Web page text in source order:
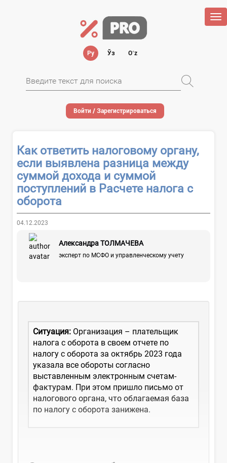
Ру Ўз Oʻz
Войти / Зарегистрироваться
Как ответить налоговому органу,
если выявлена разница между
суммой дохода и суммой
поступлений в Расчете налога с
оборота
04.12.2023
Александра ТОЛМАЧЕВА
эксперт по МСФО и управленческому учету
Ситуация: Организация – плательщик
налога с оборота в своем отчете по
налогу с оборота за октябрь 2023 года
указала все обороты согласно
выставленным электронным счетам-
фактурам. При этом пришло письмо от
налогового органа, что облагаемая база
по налогу с оборота занижена.